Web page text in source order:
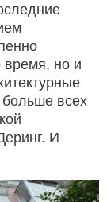
время, но и
всех
И